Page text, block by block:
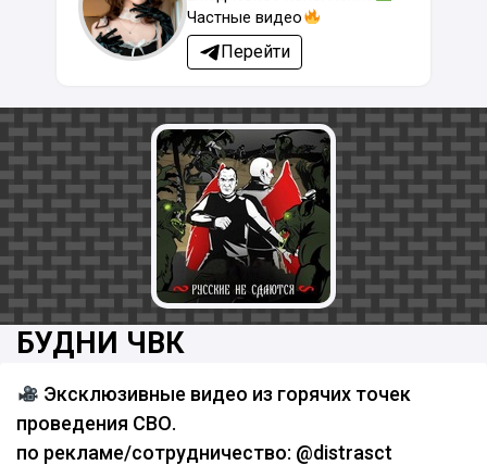
Частные видео
Перейти
БУДНИ ЧВК
Эксклюзивные видео из горячих точек
проведения СВО.
по рекламе/сотрудничество: @distrasct